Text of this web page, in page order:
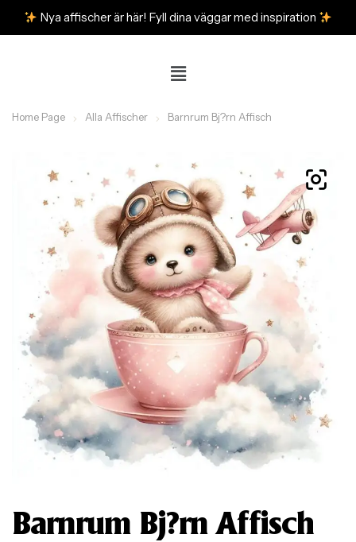
Nya affischer är här! Fyll dina väggar med inspiration
Home Page Alla Affischer Barnrum Bj?rn Affisch
Barnrum Bj?rn Affisch